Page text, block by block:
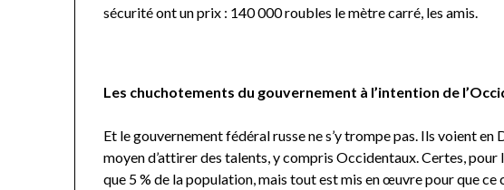
sécurité ont un prix : 140 000 roubles le mètre carré, les amis.
Les chuchotements du gouvernement à l’intention de
Et le gouvernement fédéral russe ne s’y trompe pas. Ils voient
moyen d’attirer des talents, y compris Occidentaux. Certes, pour
que 5 % de la population, mais tout est mis en œuvre pour que